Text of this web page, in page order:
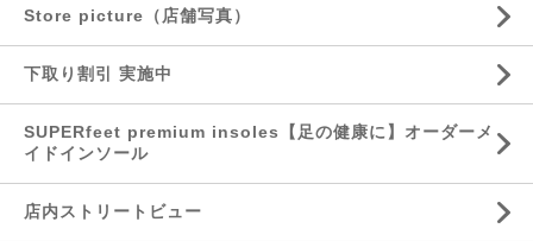
Store picture（店舗写真）
下取り割引 実施中
SUPERfeet premium insoles【足の健康に】オーダーメ
イドインソール
店内ストリートビュー